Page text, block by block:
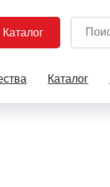
Каталог
Каталог